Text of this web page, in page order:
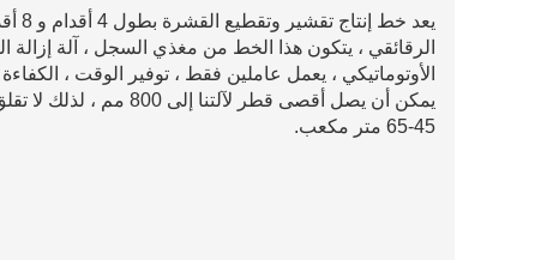
الرقائقي ، يتكون هذا الخط من مغذي السجل ، آلة
الأوتوماتيكي ، يعمل عاملين فقط ، توفير الوقت ، الكفاءة
يمكن أن يصل أقصى قطر
45-65 متر مكعب.